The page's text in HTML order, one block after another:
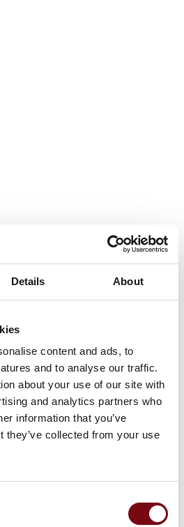
Details About
content and ads, to
and to analyse our traffic.
about your use of our site with
and analytics partners who
information that you’ve
they’ve collected from your use